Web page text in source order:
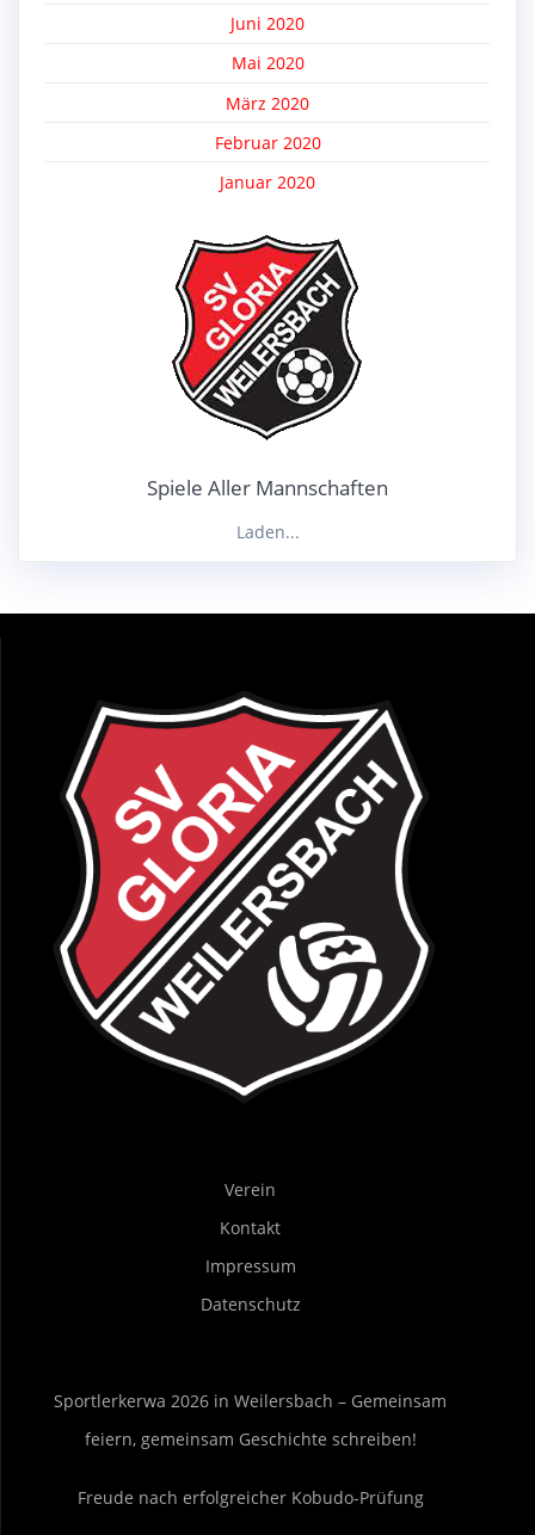
Juni 2020
Mai 2020
März 2020
Februar 2020
Januar 2020
Spiele Aller Mannschaften
Laden...
Verein
Kontakt
Impressum
Datenschutz
Sportlerkerwa 2026 in Weilersbach – Gemeinsam
feiern, gemeinsam Geschichte schreiben!
Freude nach erfolgreicher Kobudo-Prüfung